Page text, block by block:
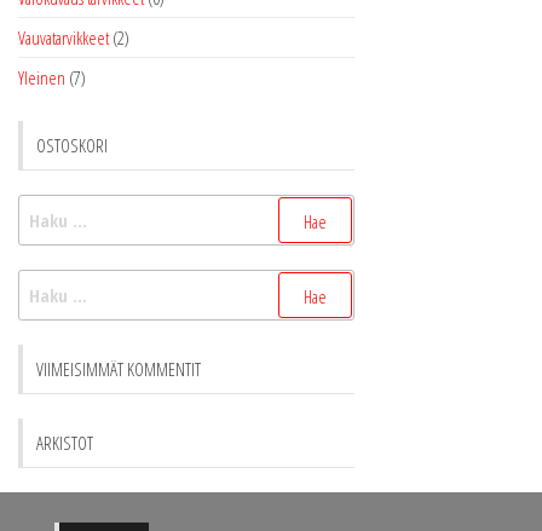
Vauvatarvikkeet (2)
Yleinen (7)
OSTOSKORI
VIIMEISIMMÄT KOMMENTIT
ARKISTOT